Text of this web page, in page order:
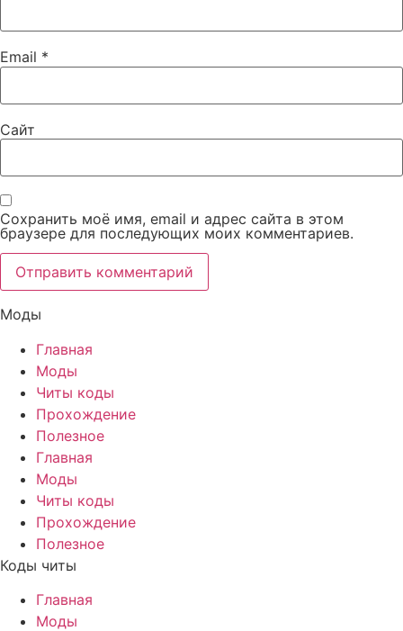
Email *
Сайт
Сохранить моё имя, email и адрес сайта в этом
браузере для последующих моих комментариев.
Моды
Главная
Моды
Читы коды
Прохождение
Полезное
Главная
Моды
Читы коды
Прохождение
Полезное
Коды читы
Главная
Моды